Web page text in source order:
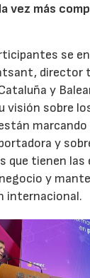
vez más
se
director
y
visión sobre
y
que tienen las
y
internacional.